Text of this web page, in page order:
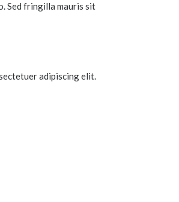
Sed fringilla mauris sit
adipiscing elit.